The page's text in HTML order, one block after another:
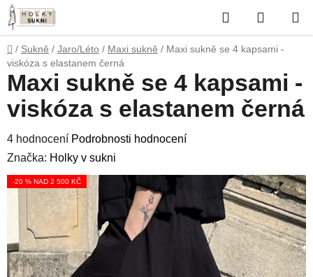
Přejít
na
obsah
Hledat
KOŠÍK
Domů
/ Sukně / Jaro/Léto / Maxi sukně / Maxi sukně se 4 kapsami -
viskóza s elastanem černá
Maxi sukně se 4 kapsami -
viskóza s elastanem černá
Průměrné
hodnocení
produktu
5
hvězdiček.
4 hodnocení Podrobnosti hodnocení
Značka: Holky v sukni
-20 % NAD 2 500 KČ